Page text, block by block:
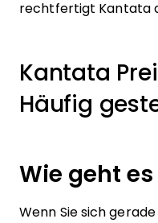
rechtfertigt Kantata
Kantata
Häufig
Wie geht
Wenn Sie sich